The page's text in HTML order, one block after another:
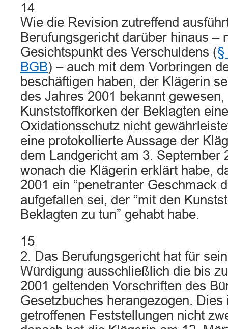
14
Wie die Revision zutreffend
Berufungsgericht darüber hinaus –
Gesichtspunkt des Verschuldens (§
BGB) – auch mit dem Vorbringen
beschäftigen haben, der Klägerin
des Jahres 2001 bekannt
Kunststoffkorken der Beklagten
Oxidationsschutz nicht
eine protokollierte Aussage der
dem Landgericht am 3. September
wonach die Klägerin erklärt habe,
2001 ein “penetranter Geschmack
aufgefallen sei, der “mit den
Beklagten zu tun” gehabt habe.
15
2. Das Berufungsgericht hat für
Würdigung ausschließlich die bis
2001 geltenden Vorschriften des
Gesetzbuches herangezogen. Dies
getroffenen Feststellungen nicht